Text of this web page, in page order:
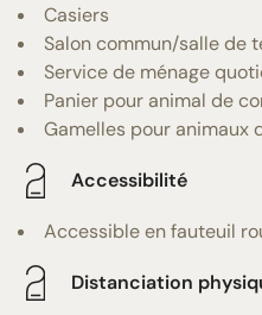
Casiers
Salon commun/salle de
Service de ménage
Panier pour animal de
Gamelles pour animaux
Accessibilité
Accessible en fauteuil
Distanciation